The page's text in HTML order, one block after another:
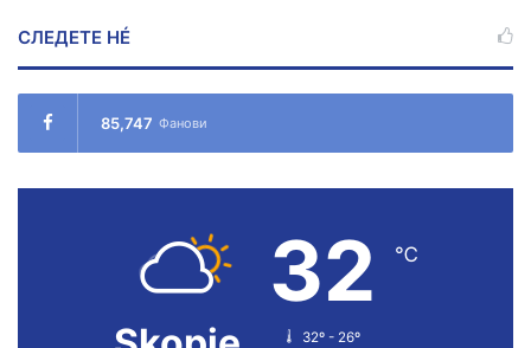
СЛЕДЕТЕ НÉ
85,747 Фанови
32 ℃
32º - 26º